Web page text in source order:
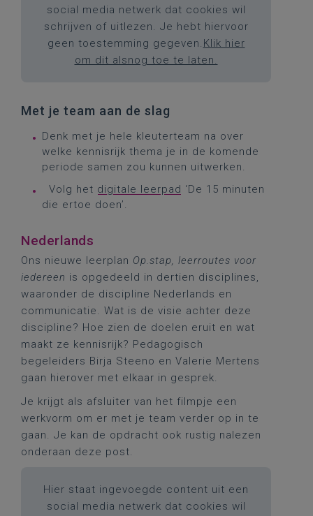
social media netwerk dat cookies wil
schrijven of uitlezen. Je hebt hiervoor
geen toestemming gegeven. Klik hier
om dit alsnog toe te laten.
Met je team aan de slag
Denk met je hele kleuterteam na over
welke kennisrijk thema je in de komende
periode samen zou kunnen uitwerken.
Volg het digitale leerpad ‘De 15 minuten
die ertoe doen’.
Nederlands
Ons nieuwe leerplan Op.stap, leerroutes voor
iedereen is opgedeeld in dertien disciplines,
waaronder de discipline Nederlands en
communicatie. Wat is de visie achter deze
discipline? Hoe zien de doelen eruit en wat
maakt ze kennisrijk? Pedagogisch
begeleiders Birja Steeno en Valerie Mertens
gaan hierover met elkaar in gesprek.
Je krijgt als afsluiter van het filmpje een
werkvorm om er met je team verder op in te
gaan. Je kan de opdracht ook rustig nalezen
onderaan deze post.
Hier staat ingevoegde content uit een
social media netwerk dat cookies wil